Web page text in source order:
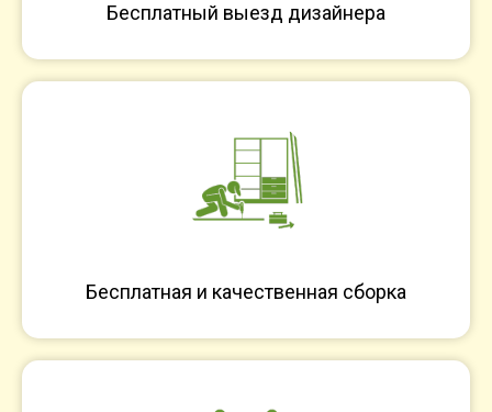
Бесплатный выезд дизайнера
Бесплатная и качественная сборка